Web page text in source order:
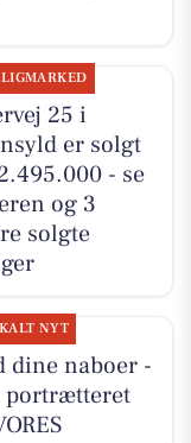
25 i
er solgt
- se
og 3
solgte
NYT
dine naboer -